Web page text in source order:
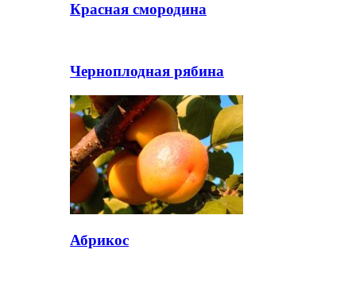
Красная смородина
Черноплодная рябина
Абрикос